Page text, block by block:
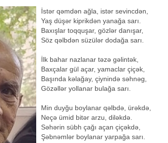
İstər qəmdən ağla, istər sevincdən,
Yaş düşər kiprikdən yanağa sarı.
Baxışlar toqquşar, gözlər danışar,
Söz qəlbdən süzülər dodağa sarı.
İlk bahar nazlanar təzə gəlintək,
Baxçalar gül açar, yamaclar çiçək,
Başında kəlağay, çiynində səhnəg,
Gözəllər yollanar bulağa sarı.
Min duyğu boylanar qəlbdə, ürəkdə,
Neçə ümid bitər arzu, diləkdə.
Səhərin sübh çağı açan çiçəkdə,
Şəbnəmlər boylanar yarpağa sarı.